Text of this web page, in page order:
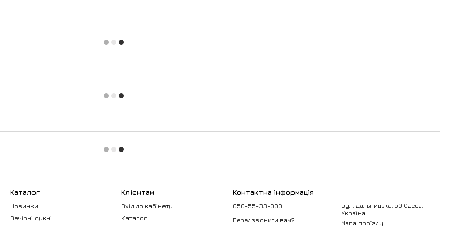
Каталог
Новинки
Вечірні сукні
Клієнтам
Вхід до кабінету
Каталог
Контактна інформація
050-55-33-000
Передзвонити вам?
вул. Дальницька, 50 Одеса,
Україна
Мапа проїзду